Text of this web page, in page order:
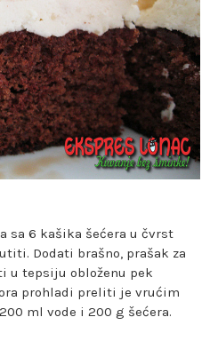
sa 6 kašika šećera u čvrst
Dodati brašno, prašak za
u tepsiju obloženu pek
prohladi preliti je vrućim
ml vode i 200 g šećera.